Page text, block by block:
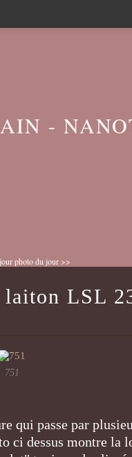
-
photo du jour >>
LSL
751
qui passe par
ci dessus montre la